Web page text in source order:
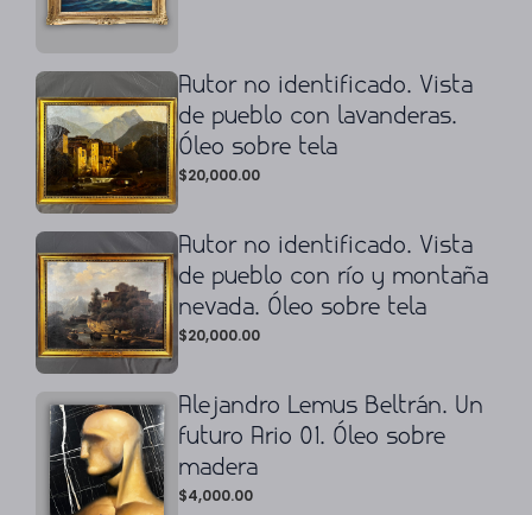
Autor no identificado. Vista
de pueblo con lavanderas.
Óleo sobre tela
$20,000.00
Autor no identificado. Vista
de pueblo con río y montaña
nevada. Óleo sobre tela
$20,000.00
Alejandro Lemus Beltrán. Un
futuro Ario 01. Óleo sobre
madera
$4,000.00